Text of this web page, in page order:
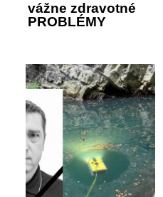
vážne zdravotné
PROBLÉMY